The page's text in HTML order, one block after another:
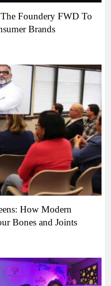
Foundery FWD To
Brands
How Modern
Bones and Joints